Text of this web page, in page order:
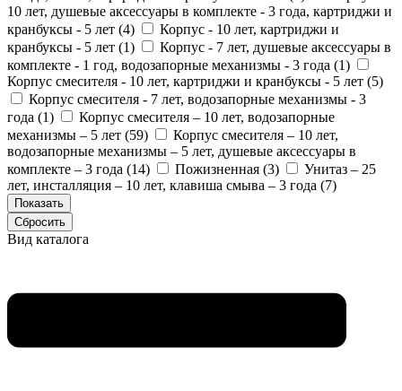
10 лет, душевые аксессуары в комплекте - 3 года, картриджи и
кранбуксы - 5 лет (4)
Корпус - 10 лет, картриджи и
кранбуксы - 5 лет (1)
Корпус - 7 лет, душевые аксессуары в
комплекте - 1 год, водозапорные механизмы - 3 года (1)
Корпус смесителя - 10 лет, картриджи и кранбуксы - 5 лет (5)
Корпус смесителя - 7 лет, водозапорные механизмы - 3
года (1)
Корпус смесителя – 10 лет, водозапорные
механизмы – 5 лет (59)
Корпус смесителя – 10 лет,
водозапорные механизмы – 5 лет, душевые аксессуары в
комплекте – 3 года (14) Пожизненная (3)
Унитаз – 25
лет, инсталляция – 10 лет, клавиша смыва – 3 года (7)
Вид каталога